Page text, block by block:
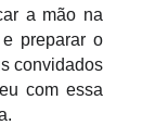
a mão na
preparar o
convidados
com essa